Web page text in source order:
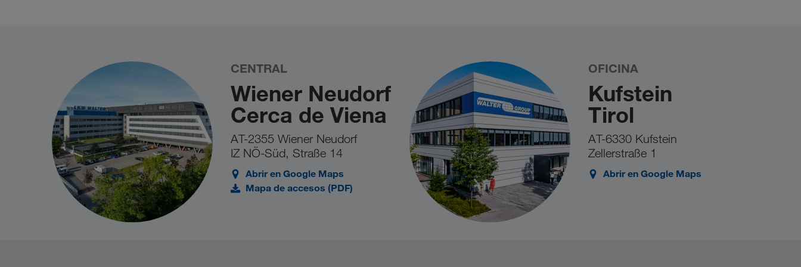
CENTRAL
Wiener Neudorf
Cerca de Viena
AT-2355 Wiener Neudorf
IZ NÖ-Süd, Straße 14
Abrir en Google Maps
Mapa de accesos (PDF)
OFICINA
Kufstein
Tirol
AT-6330 Kufstein
Zellerstraße 1
Abrir en Google Maps